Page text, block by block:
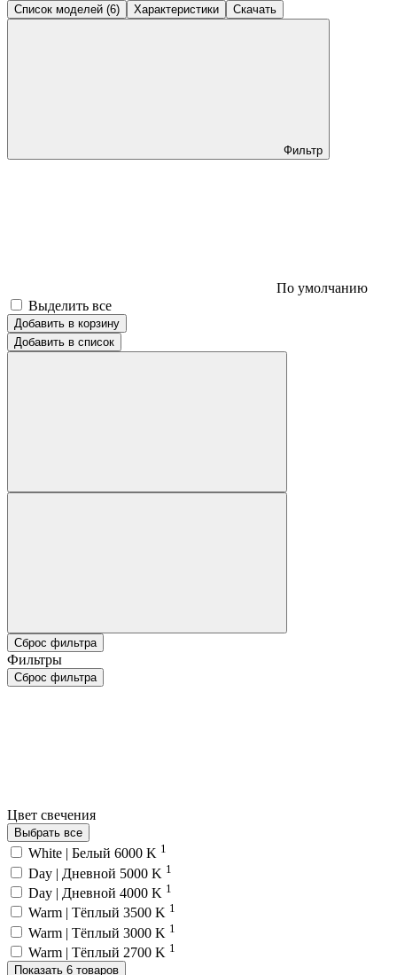
Список моделей (6) Характеристики Скачать
Фильтр
По умолчанию
Выделить все
Добавить в корзину
Добавить в список
Сброс фильтра
Фильтры
Сброс фильтра
Цвет свечения
Выбрать все
White | Белый 6000 K 1
Day | Дневной 5000 K 1
Day | Дневной 4000 K 1
Warm | Тёплый 3500 K 1
Warm | Тёплый 3000 K 1
Warm | Тёплый 2700 K 1
Показать 6 товаров